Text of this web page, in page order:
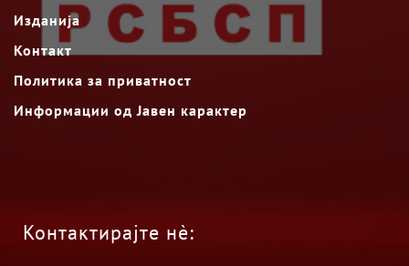
Изданија
Контакт
Политика за приватност
Информации од Јавен карактер
Контактирајте нè: